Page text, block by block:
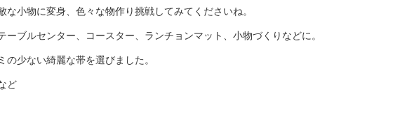
な小物に変身、色々な物作り挑戦してみてくださいね。
ーブルセンター、コースター、ランチョンマット、小物づくりなどに。
の少ない綺麗な帯を選びました。
ど